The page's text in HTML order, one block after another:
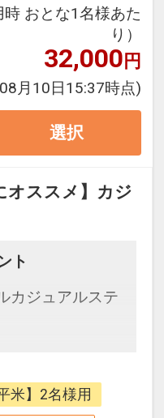
クアウト後の
ルあり
器＆そばがら
に限りはござい
）～正午12：
日～2026年11
号：DP-2-
時 おとな1名様あた
り）
32,000円
月10日15:37時点)
選択
オススメ】カジ
ト
カジュアルステ
】
に加えて無線
米】2名様用